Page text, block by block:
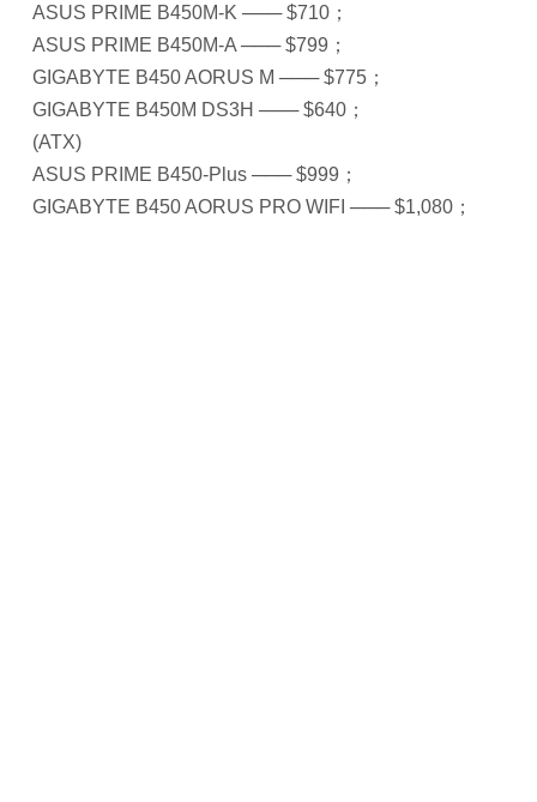
ASUS PRIME B450M-K ─── $710；
ASUS PRIME B450M-A ─── $799；
GIGABYTE B450 AORUS M ─── $775；
GIGABYTE B450M DS3H ─── $640；
(ATX)
ASUS PRIME B450-Plus ─── $999；
GIGABYTE B450 AORUS PRO WIFI ─── $1,080；